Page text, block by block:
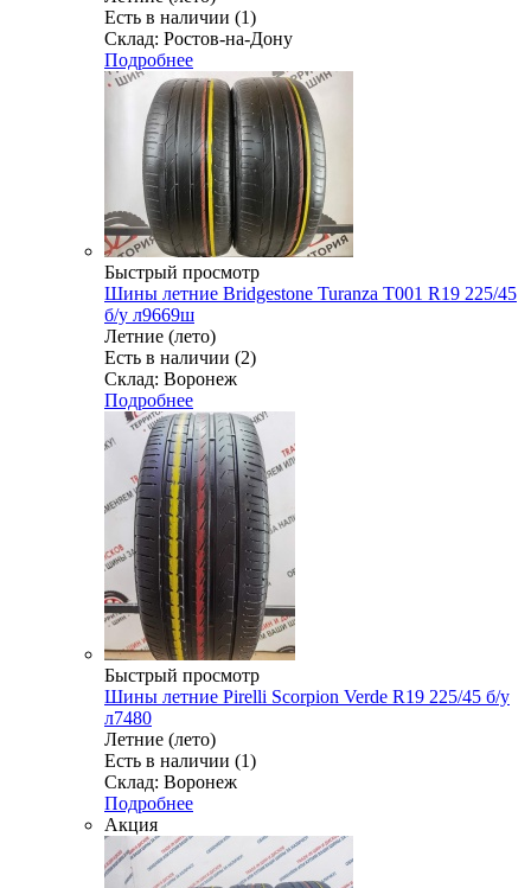
Есть в наличии (1)
Склад: Ростов-на-Дону
Подробнее
Быстрый просмотр
Шины летние Bridgestone Turanza T001 R19 225/45
б/у л9669ш
Летние (лето)
Есть в наличии (2)
Склад: Воронеж
Подробнее
Быстрый просмотр
Шины летние Pirelli Scorpion Verde R19 225/45 б/у
л7480
Летние (лето)
Есть в наличии (1)
Склад: Воронеж
Подробнее
Акция